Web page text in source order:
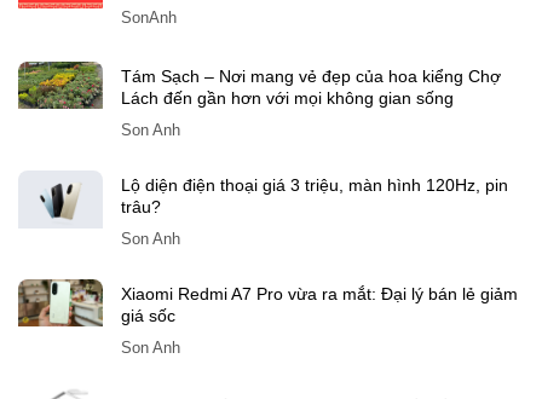
SonAnh
Tám Sạch – Nơi mang vẻ đẹp của hoa kiểng Chợ
Lách đến gần hơn với mọi không gian sống
Son Anh
Lộ diện điện thoại giá 3 triệu, màn hình 120Hz, pin
trâu?
Son Anh
Xiaomi Redmi A7 Pro vừa ra mắt: Đại lý bán lẻ giảm
giá sốc
Son Anh